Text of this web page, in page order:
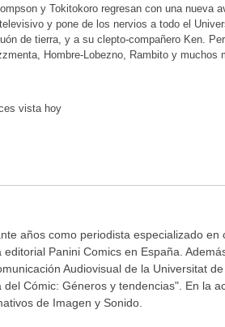
y Tokitokoro regresan con una nueva
y pone de los nervios a todo el
de tierra, y a su clepto-compañero Ken.
Hombre-Lobezno, Rambito y muchos
vista hoy
años como periodista especializado
editorial Panini Comics en España.
Audiovisual de la Universitat
del Cómic: Géneros y tendencias". En la
de Imagen y Sonido.